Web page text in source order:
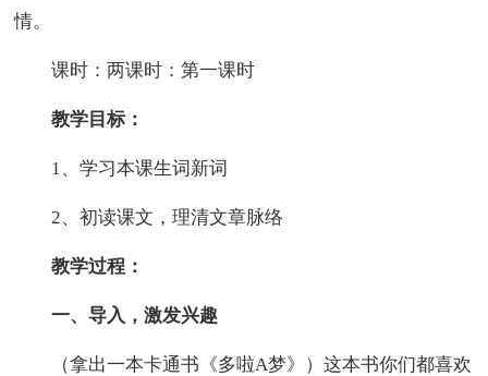
情。
课时：两课时：第一课时
教学目标：
1、学习本课生词新词
2、初读课文，理清文章脉络
教学过程：
一、导入，激发兴趣
（拿出一本卡通书《多啦A梦》）这本书你们都喜欢